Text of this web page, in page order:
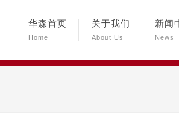
华森首页
Home
关于我们
About Us
新闻
News